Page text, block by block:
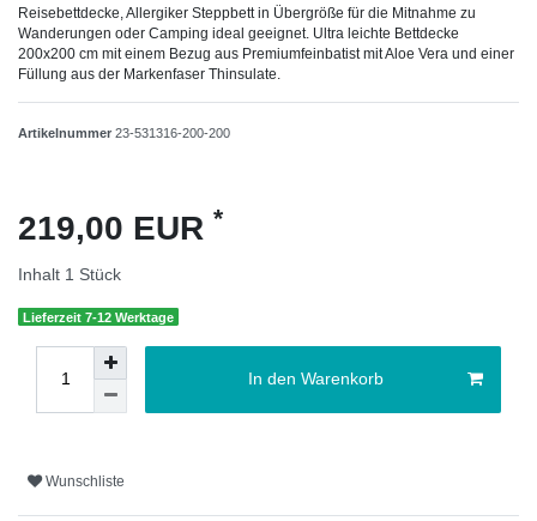
Reisebettdecke, Allergiker Steppbett in Übergröße für die Mitnahme zu
Wanderungen oder Camping ideal geeignet. Ultra leichte Bettdecke
200x200 cm mit einem Bezug aus Premiumfeinbatist mit Aloe Vera und einer
Füllung aus der Markenfaser Thinsulate.
Artikelnummer 23-531316-200-200
219,00 EUR *
Inhalt 1 Stück
Lieferzeit 7-12 Werktage
In den Warenkorb
Wunschliste